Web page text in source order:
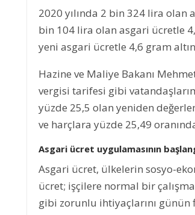
2020 yılında 2 bin 324 lira olan
bin 104 lira olan asgari ücretle
yeni asgari ücretle 4,6 gram
Hazine ve Maliye Bakanı
vergisi tarifesi gibi
yüzde 25,5 olan yeniden
ve harçlara yüzde 25,49
Asgari ücret uygulamasının
Asgari ücret, ülkelerin sosyo-
ücret; işçilere normal bir
gibi zorunlu ihtiyaçlarını günün